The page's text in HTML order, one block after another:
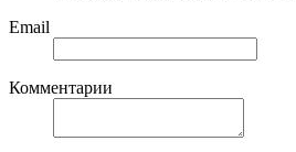
Email
Комментарии